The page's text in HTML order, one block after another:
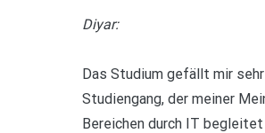
Diyar:
Das Studium gefällt mir
Studiengang, der meiner
Bereichen durch IT